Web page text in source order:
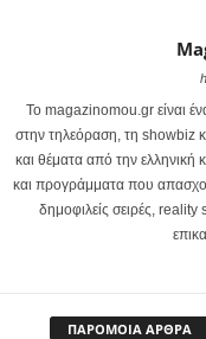
Το magazinomou.gr είναι
στην τηλεόραση, τη showbiz
και θέματα από την
και προγράμματα που
δημοφιλείς σειρές,
ΠΑΡΟΜΟΙΑ ΑΡΘΡΑ